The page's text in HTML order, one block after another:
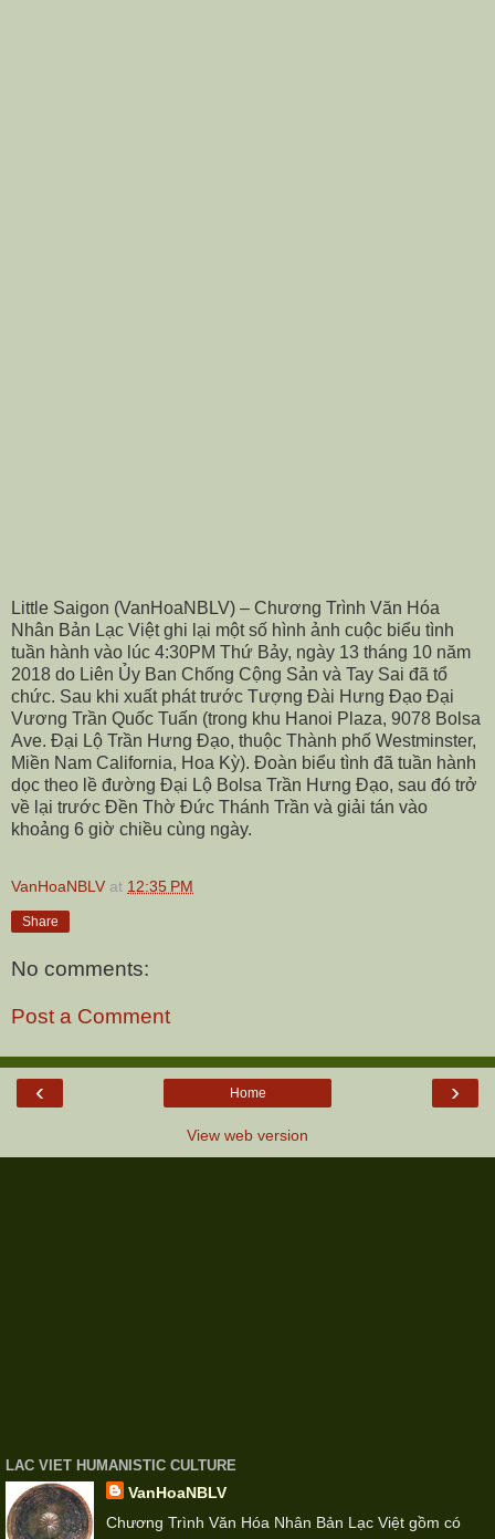
Little Saigon (VanHoaNBLV) – Chương Trình Văn Hóa
Nhân Bản Lạc Việt ghi lại một số hình ảnh cuộc biểu tình
tuần hành vào lúc 4:30PM Thứ Bảy, ngày 13 tháng 10 năm
2018 do Liên Ủy Ban Chống Cộng Sản và Tay Sai đã tổ
chức. Sau khi xuất phát trước Tượng Đài Hưng Đạo Đại
Vương Trần Quốc Tuấn (trong khu Hanoi Plaza, 9078 Bolsa
Ave. Đại Lộ Trần Hưng Đạo, thuộc Thành phố Westminster,
Miền Nam California, Hoa Kỳ). Đoàn biểu tình đã tuần hành
dọc theo lề đường Đại Lộ Bolsa Trần Hưng Đạo, sau đó trở
về lại trước Đền Thờ Đức Thánh Trần và giải tán vào
khoảng 6 giờ chiều cùng ngày.
VanHoaNBLV at 12:35 PM
Share
No comments:
Post a Comment
‹ ›
Home
View web version
LAC VIET HUMANISTIC CULTURE
VanHoaNBLV
Chương Trình Văn Hóa Nhân Bản Lạc Việt gồm có